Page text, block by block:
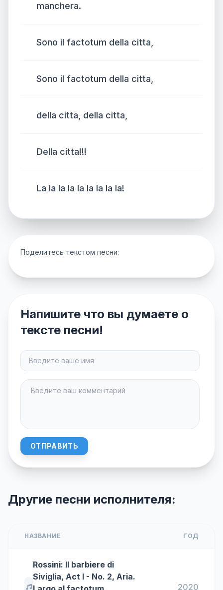
manchera.
Sono il factotum della citta,
Sono il factotum della citta,
della citta, della citta,
Della citta!!!
La la la la la la la la la!
Поделитесь текстом песни:
Напишите что вы думаете о
тексте песни!
ОТПРАВИТЬ
Другие песни исполнителя:
НАЗВАНИЕ ГОД
Rossini: Il barbiere di
Siviglia, Act I - No. 2, Aria.
2020